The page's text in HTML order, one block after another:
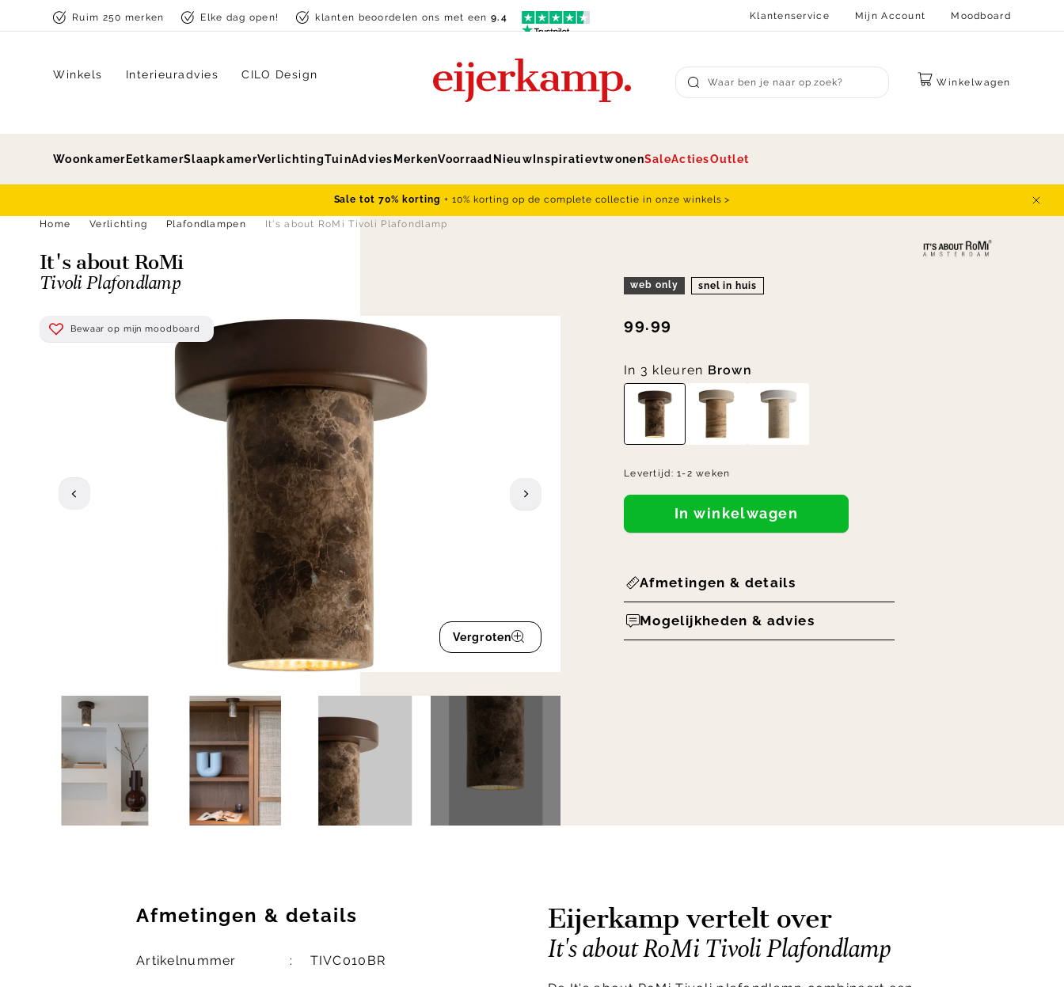
Skip to contentRuim 250 merken Elke dag open! klanten beoordelen ons met een9.4 Klantenservice Mijn Account Moodboard
Submit search
Winkelwagen
Winkels Interieuradvies CILO Design
Woonkamer EetkamerSlaapkamerVerlichtingTuinAdvies MerkenVoorraad Nieuw InspiratievtwonenSaleActiesOutlet
Sale tot 70% korting + 10% korting op de complete collectie in onze winkels >
Home
Verlichting Plafondlampen It's about RoMi Tivoli Plafondlamp
It's about RoMi
Tivoli Plafondlamp
Bewaar op mijn moodboard
Vergroten
web only snel in huis
99.99
In 3 kleuren Brown
Levertijd:1-2 weken
In winkelwagen
Afmetingen & details
Mogelijkheden & advies
Afmetingen & details
Artikelnummer TIVC010BR
Eijerkamp vertelt over
It's about RoMi Tivoli Plafondlamp